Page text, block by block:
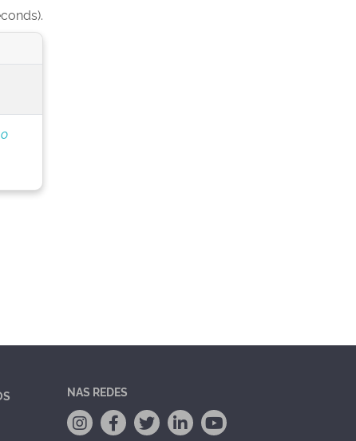
NAS REDES